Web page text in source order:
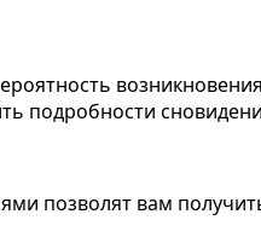
подробности
позволят вам